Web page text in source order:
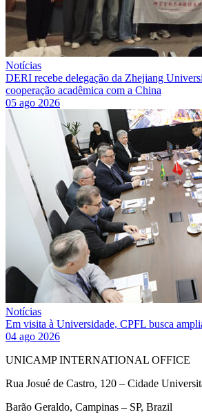
Notícias
DERI recebe delegação da Zhejiang
cooperação acadêmica com a China
05 ago 2026
Notícias
Em visita à Universidade, CPFL busca
04 ago 2026
UNICAMP INTERNATIONAL OFFICE
Rua Josué de Castro, 120 – Cidade
Barão Geraldo, Campinas – SP, Brazil